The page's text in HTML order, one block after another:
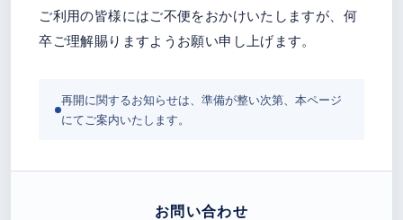
ご利用の皆様にはご不便をおかけいたしますが、何
卒ご理解賜りますようお願い申し上げます。
再開に関するお知らせは、準備が整い次第、本ページ
にてご案内いたします。
お問い合わせ